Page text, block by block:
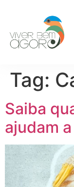
Tag:
Saiba
ajudam